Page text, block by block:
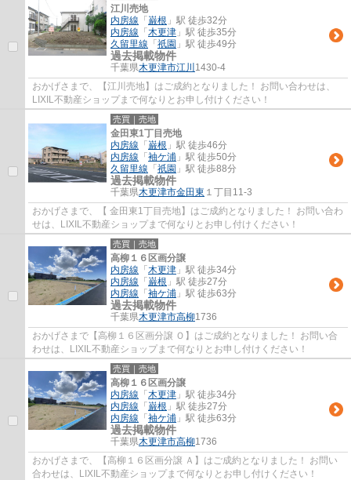
江川売地
内房線 「 巌根 」駅 徒歩32分
内房線 「 木更津 」駅 徒歩35分
久留里線 「 祇園 」駅 徒歩49分
過去掲載物件
千葉県木更津市江川 1430-4
おかげさまで、【江川売地】はご成約となりました！ お問い合わせは、
LIXIL不動産ショップまで何なりとお申し付けください！
売買｜売地
金田東1丁目売地
内房線 「 巌根 」駅 徒歩46分
内房線 「 袖ケ浦 」駅 徒歩50分
久留里線 「 祇園 」駅 徒歩88分
過去掲載物件
千葉県木更津市金田東 １丁目11-3
おかげさまで、【 金田東1丁目売地】はご成約となりました！ お問い合わ
せは、LIXIL不動産ショップまで何なりとお申し付けください！
売買｜売地
高柳１６区画分譲
内房線 「 木更津 」駅 徒歩34分
内房線 「 巌根 」駅 徒歩27分
内房線 「 袖ケ浦 」駅 徒歩63分
過去掲載物件
千葉県木更津市高柳1736
おかげさまで【高柳１６区画分譲 Ｏ】はご成約となりました！ お問い合
わせは、LIXIL不動産ショップまで何なりとお申し付けください！
売買｜売地
高柳１６区画分譲
内房線 「 木更津 」駅 徒歩34分
内房線 「 巌根 」駅 徒歩27分
内房線 「 袖ケ浦 」駅 徒歩63分
過去掲載物件
千葉県木更津市高柳1736
おかげさまで、【高柳１６区画分譲 Ａ】はご成約となりました！ お問い
合わせは、LIXIL不動産ショップまで何なりとお申し付けください！